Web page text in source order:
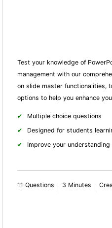
Test your knowledge of
management with our
on slide master functionalities,
options to help you enhance
Multiple choice questions
Designed for students
Improve your
11 Questions 3 Minutes